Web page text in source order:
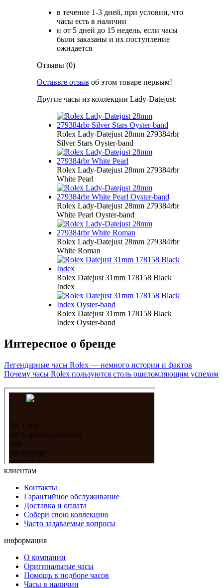
в течение 1-3 дней, при условии, что
часы есть в наличии
и от 5 дней до 15 недель, если часы
были заказаны и их поступление
ожидается
Отзывы (0)
Оставьте отзыв об этом товаре первым!
Другие часы из коллекции Lady-Datejust:
Rolex Lady-Datejust 28mm 279384rbr
Silver Stars Oyster-band
Rolex Lady-Datejust 28mm 279384rbr
White Pearl
Rolex Lady-Datejust 28mm 279384rbr
White Pearl Oyster-band
Rolex Lady-Datejust 28mm 279384rbr
White Roman
Rolex Datejust 31mm 178158 Black
Index
Rolex Datejust 31mm 178158 Black
Index Oyster-band
Интересное о бренде
Легендарные часы Rolex — немного истории и фактов
Почему часы Rolex пользуются столь ошеломляющим успехом
клиентам
Контакты
Гарантийное обслуживание
Доставка и оплата
Собери свою коллекцию
Часто задаваемые вопросы
информация
О компании
Оригинальные часы
Помощь в подборе часов
Часы в наличии